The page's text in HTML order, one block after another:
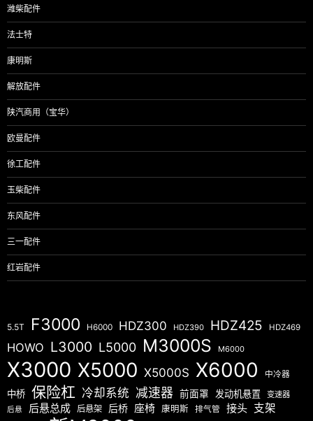
潍柴配件
法士特
康明斯
解放配件
陕汽商用（宝华）
欧曼配件
徐工配件
玉柴配件
东风配件
三一配件
红岩配件
5.5T F3000 H6000 HDZ300 HDZ390 HDZ425 HDZ469
HOWO L3000 L5000 M3000S M6000
X3000 X5000 X5000S X6000 中冷器
中桥 保险杠 冷却系统 减速器 前面罩 发动机悬置 变速器
后悬 后悬总成 后悬架 后桥 座椅 康明斯 排气管 接头 支架